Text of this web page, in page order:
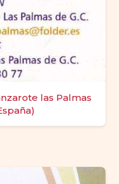
las Palmas